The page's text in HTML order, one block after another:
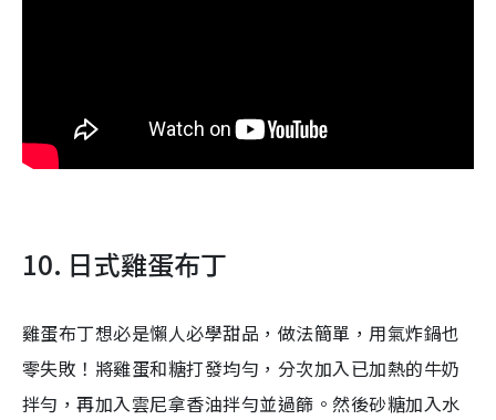
10. 日式雞蛋布丁
雞蛋布丁想必是懶人必學甜品，做法簡單，用氣炸鍋也
零失敗！將雞蛋和糖打發均勻，分次加入已加熱的牛奶
拌勻，再加入雲尼拿香油拌勻並過篩。然後砂糖加入水